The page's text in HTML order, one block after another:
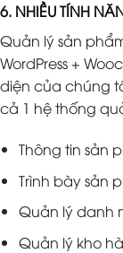
6. NHIỀU TÍNH
Quản lý sản
WordPress +
diện của chúng
cả 1 hệ thống
Thông tin sản
Trình bày sản
Quản lý danh
Quản lý kho